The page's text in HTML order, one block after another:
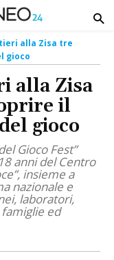
alla Zisa tre
gioco
alla Zisa
il
gioco
Gioco Fest”
anni del Centro
insieme a
nazionale e
laboratori,
ed